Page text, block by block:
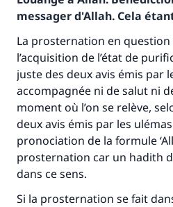
messager d'Allah. Cela
La prosternation en
l’acquisition de l’état de
juste des deux avis émis par
accompagnée ni de salut ni
moment où l’on se relève,
deux avis émis par les ulé
pronociation de la formule‘
prosternation car un hadith d
dans ce sens.
Si la prosternation se fait